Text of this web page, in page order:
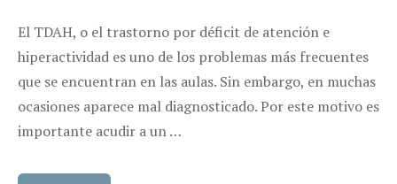
El TDAH, o el trastorno por déficit de atención e
hiperactividad es uno de los problemas más frecuentes
que se encuentran en las aulas. Sin embargo, en muchas
ocasiones aparece mal diagnosticado. Por este motivo es
importante acudir a un …